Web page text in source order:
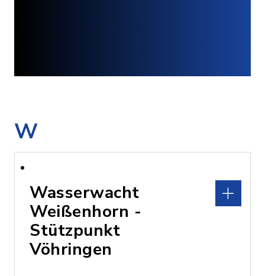
W
Wasserwacht
Weißenhorn -
Stützpunkt
Vöhringen